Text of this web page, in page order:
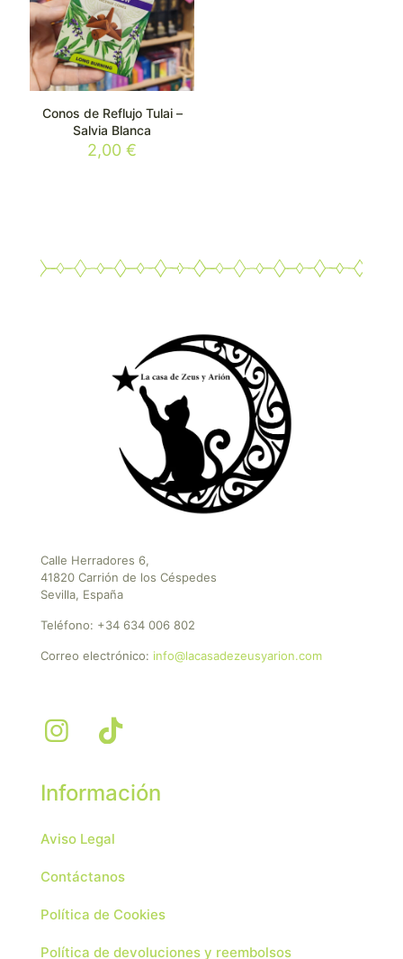
Conos de Reflujo Tulai –
Salvia Blanca
2,00€
Calle Herradores 6,
41820 Carrión de los Céspedes
Sevilla, España
Teléfono: +34 634 006 802
Correo electrónico: info@lacasadezeusyarion.com
Información
Aviso Legal
Contáctanos
Política de Cookies
Política de devoluciones y reembolsos